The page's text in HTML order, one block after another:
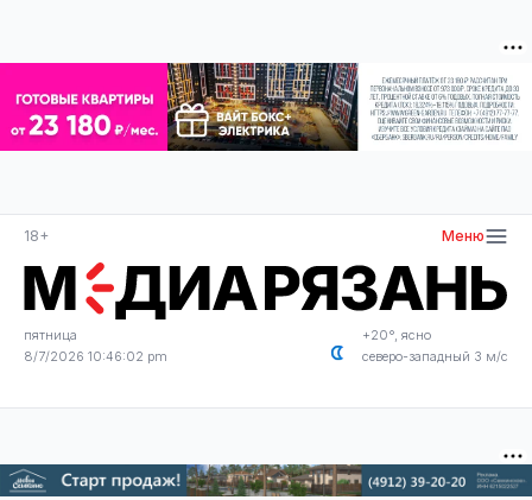
18+ Меню
пятница
8/7/2026 10:46:02 pm
+20°, ясно
северо-западный 3 м/с